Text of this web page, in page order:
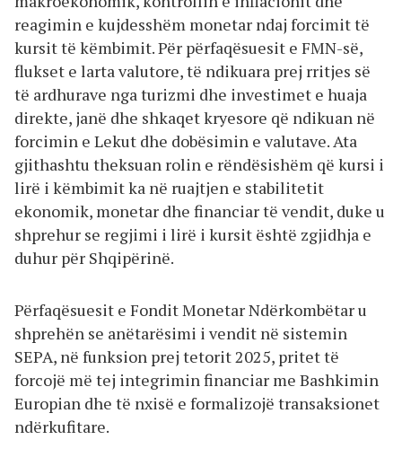
reagimin e kujdesshëm monetar ndaj forcimit të
kursit të këmbimit. Për përfaqësuesit e FMN-së,
flukset e larta valutore, të ndikuara prej rritjes së
të ardhurave nga turizmi dhe investimet e huaja
direkte, janë dhe shkaqet kryesore që ndikuan në
forcimin e Lekut dhe dobësimin e valutave. Ata
gjithashtu theksuan rolin e rëndësishëm që kursi i
lirë i këmbimit ka në ruajtjen e stabilitetit
ekonomik, monetar dhe financiar të vendit, duke u
shprehur se regjimi i lirë i kursit është zgjidhja e
duhur për Shqipërinë.
Përfaqësuesit e Fondit Monetar Ndërkombëtar u
shprehën se anëtarësimi i vendit në sistemin
SEPA, në funksion prej tetorit 2025, pritet të
forcojë më tej integrimin financiar me Bashkimin
Europian dhe të nxisë e formalizojë transaksionet
ndërkufitare.